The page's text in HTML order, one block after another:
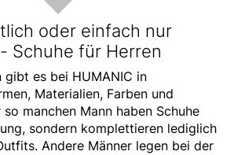
oder einfach nur
Schuhe für Herren
gibt es bei HUMANIC in
Materialien, Farben und
manchen Mann haben Schuhe
sondern komplettieren lediglich
Andere Männer legen bei der